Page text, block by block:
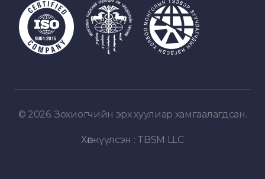
© 2026. Зохиогчийн эрх хуулиар хамгаалагдсан.
Хөгжүүлсэн : TBSM LLC